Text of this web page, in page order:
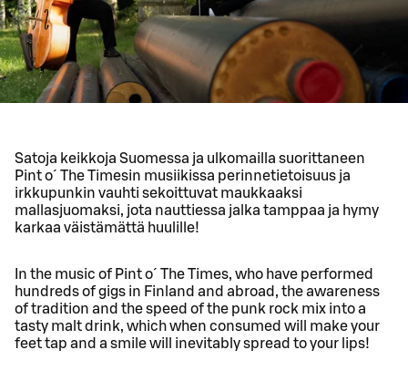
Satoja keikkoja Suomessa ja ulkomailla suorittaneen
Pint o´ The Timesin musiikissa perinnetietoisuus ja
irkkupunkin vauhti sekoittuvat maukkaaksi
mallasjuomaksi, jota nauttiessa jalka tamppaa ja hymy
karkaa väistämättä huulille!
In the music of Pint o´ The Times, who have performed
hundreds of gigs in Finland and abroad, the awareness
of tradition and the speed of the punk rock mix into a
tasty malt drink, which when consumed will make your
feet tap and a smile will inevitably spread to your lips!